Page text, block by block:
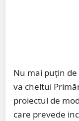
Nu mai puțin
va cheltui
proiectul de
care prevede